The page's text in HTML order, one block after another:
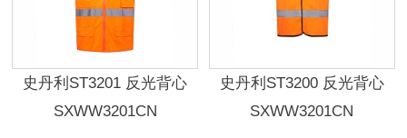
史丹利ST3201 反光背心
SXWW3201CN
史丹利ST3200 反光背心
SXWW3201CN